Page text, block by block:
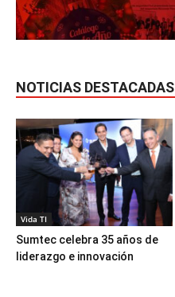
NOTICIAS DESTACADAS
Vida TI
Sumtec celebra 35 años de
liderazgo e innovación